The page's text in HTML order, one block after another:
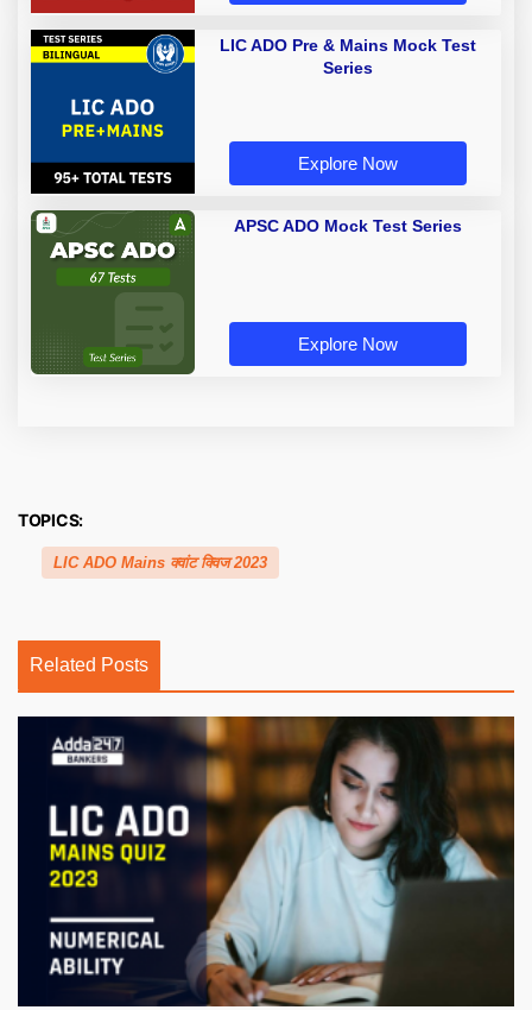
LIC ADO Pre & Mains Mock Test
Series
Explore Now
APSC ADO Mock Test Series
Explore Now
TOPICS:
LIC ADO Mains क्वांट क्विज 2023
Related Posts